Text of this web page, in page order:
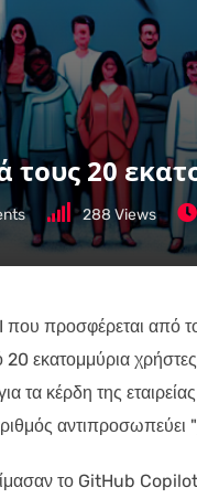
τους 20
288 Views
προσφέρεται από
20 εκατομμύρια
τα κέρδη της
το GitHub